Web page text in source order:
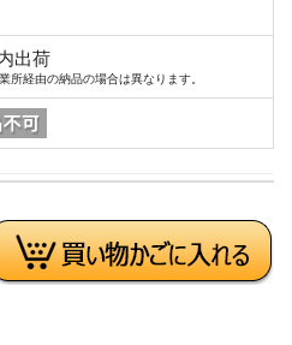
出荷
所経由の納品の場合は異なります。